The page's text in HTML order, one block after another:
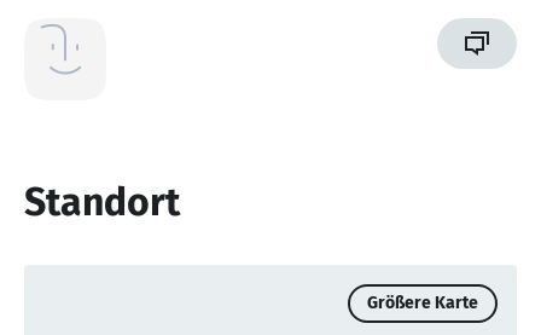
Standort
Größere Karte